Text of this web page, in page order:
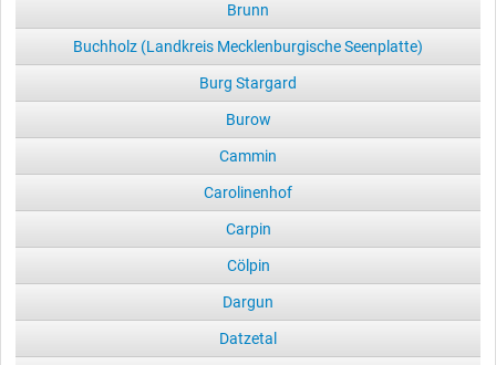
Brunn
Buchholz (Landkreis Mecklenburgische Seenplatte)
Burg Stargard
Burow
Cammin
Carolinenhof
Carpin
Cölpin
Dargun
Datzetal